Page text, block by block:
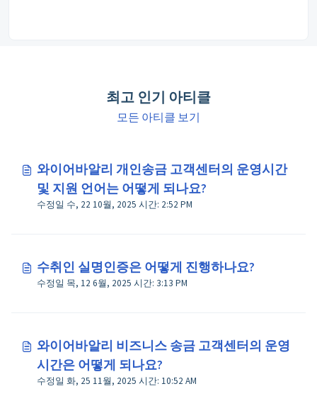
최고 인기 아티클
모든 아티클 보기
와이어바알리 개인송금 고객센터의 운영시간
및 지원 언어는 어떻게 되나요?
수정일 수, 22 10월, 2025 시간: 2:52 PM
수취인 실명인증은 어떻게 진행하나요?
수정일 목, 12 6월, 2025 시간: 3:13 PM
와이어바알리 비즈니스 송금 고객센터의 운영
시간은 어떻게 되나요?
수정일 화, 25 11월, 2025 시간: 10:52 AM